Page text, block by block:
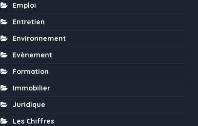
Emploi
Entretien
Environnement
Evènement
Formation
Immobilier
Juridique
Les Chiffres